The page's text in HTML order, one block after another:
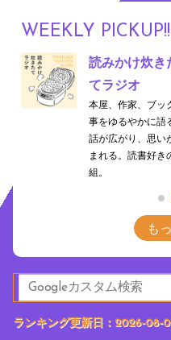
WEEKLY PICKUP!!
きた
々の出来
ワッツ和
食や衣、色
をひもとく
の感性を行
を、新たな
も
ランキング更新日：2026-08-